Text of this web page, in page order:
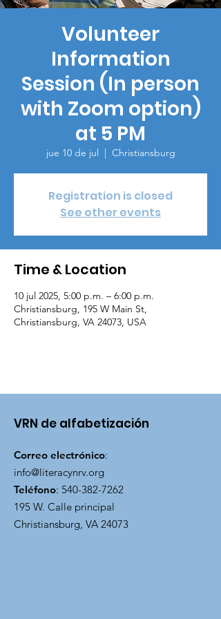
Volunteer
Information
Session (In person
with Zoom option)
at 5 PM
jue 10 de jul
  |
Christiansburg
Registration is closed
See other events
Time & Location
10 jul 2025, 5:00 p.m. – 6:00 p.m.
Christiansburg, 195 W Main St,
Christiansburg, VA 24073, USA
VRN de alfabetización
Correo electrónico:
info@literacynrv.org
Teléfono: 540-382-7262
195 W. Calle principal
Christiansburg, VA 24073